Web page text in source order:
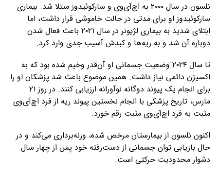
نلسون در سال ۲۰۰۰ به اچ‌آی‌وی و سارکوئیدوز مبتلا شد. بیماری
سارکوئیدوز او برای مدتی در حالت خاموشی قرار داشت، اما
ابتلای شدید به بیماری لژیونر در سال ۲۰۲۱ باعث فعال شدن
دوباره آن شد و به ریه‌ها و کبدش آسیب جدی وارد کرد.
تا سال ۲۰۲۴ وضعیت جسمانی او آن‌قدر وخیم شده بود که به
اکسیژن دائمی نیاز داشت. همین موضوع باعث شد پزشکان او را
برای انجام یک پیوند دوگانه نوآورانه ارزیابی کنند. در روز ۲۱
مارس، تاریخ پزشکی با انجام نخستین پیوند ریه از فرد اچ‌آی‌وی
مثبت به فرد اچ‌آی‌وی مثبت رقم خورد.
اکنون نلسون از بیمارستان مرخص شده، وزنه‌برداری می‌کند و در
حال بازیابی توان جسمانی از دست‌رفته خود پس از چهار سال
دشوار محدودیت حرکتی است.